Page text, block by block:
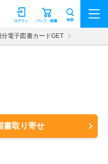
パンフ・願書
ログイン 検索
電子図書カードGET
書取り寄せ